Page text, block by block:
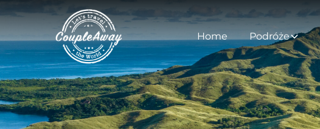
Home Podróże